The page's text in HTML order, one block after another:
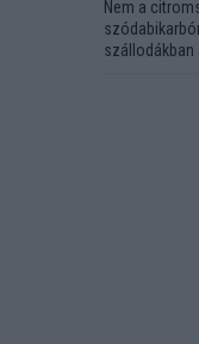
Nem a
szállodákban